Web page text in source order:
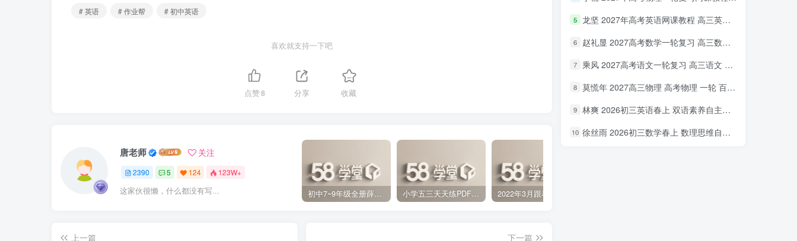
# 英语
# 作业帮 # 初中英语
喜欢就支持一下吧
点赞8 分享 收藏
唐老师 关注
2390 5 124 123W+
这家伙很懒，什么都没有写... 初中7~9年级全册薛金星中学教材全解PDF 百度网盘分享下载 小学五三天天练PDF（压缩打包）百度网盘分享下载
上一篇
下一篇
5 龙坚 2027年高考英语网课教程 高三英语 一轮复习视频教程 百度网盘下载
6 赵礼显 2027高考数学一轮复习 高三数学 网课视频教程暑假班 百度网盘下载
7 乘风 2027高考语文一轮复习 高三语文 网课视频教程暑秋班 百度网盘下载
8 莫慌年 2027高三物理 高考物理 一轮 百度网盘下载
9 林爽 2026初三英语春上 双语素养自主学习·TY·A+（一期）百度网盘下载
10 徐丝雨 2026初三数学春上 数理思维自主学习·TY·A+（二期）百度网盘下载